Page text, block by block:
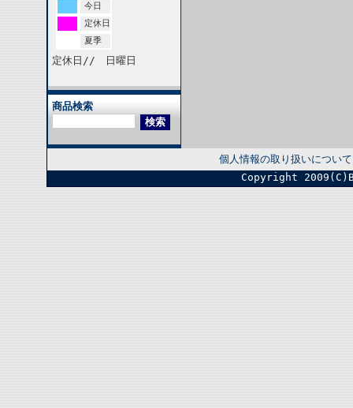
今日
定休日
夏季
定休日// 日曜日
商品検索
個人情報の取り扱いについて
Copyright